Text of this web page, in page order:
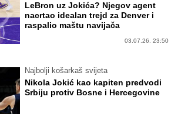
LeBron uz Jokića? Njegov agent
nacrtao idealan trejd za Denver i
raspalio maštu navijača
03.07.26. 23:50
Najbolji košarkaš svijeta
Nikola Jokić kao kapiten predvodi
Srbiju protiv Bosne i Hercegovine